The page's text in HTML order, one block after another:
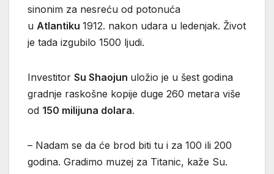
sinonim za nesreću od potonuća
u Atlantiku 1912. nakon udara u ledenjak. Život
je tada izgubilo 1500 ljudi.
Investitor Su Shaojun uložio je u šest godina
gradnje raskošne kopije duge 260 metara više
od 150 milijuna dolara.
– Nadam se da će brod biti tu i za 100 ili 200
godina. Gradimo muzej za Titanic, kaže Su.